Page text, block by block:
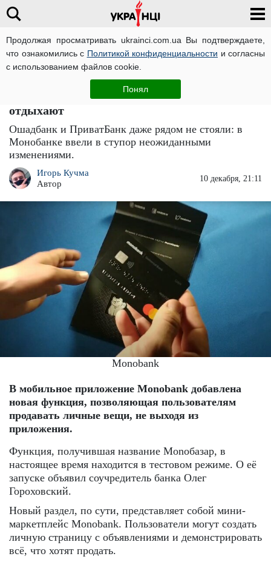
Продолжая просматривать ukrainci.com.ua Вы подтверждаете,
что ознакомились с Политикой конфиденциальности и согласны
с использованием файлов cookie.
Понял
Monobank "оглушил" резкими
изменениями: "ПриватБанк" и "Ощадбанк"
отдыхают
Ошадбанк и ПриватБанк даже рядом не стояли: в
Монобанке ввели в ступор неожиданными
изменениями.
Игорь Кучма
Автор
10 декабря, 21:11
Monobank
В мобильное приложение Monobank добавлена ​​
новая функция, позволяющая пользователям
продавать личные вещи, не выходя из
приложения.
Функция, получившая название Monoбазар, в
настоящее время находится в тестовом режиме. О её
запуске объявил соучредитель банка Олег
Гороховский.
Новый раздел, по сути, представляет собой мини-
маркетплейс Monobank. Пользователи могут создать
личную страницу с объявлениями и демонстрировать
всё, что хотят продать.